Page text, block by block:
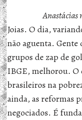
Anastácias
Joias. O dia,
não aguenta. Gente
grupos de zap de
IBGE, melhorou. O
brasileiros na
ainda, as reformas
negociados. É